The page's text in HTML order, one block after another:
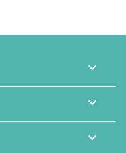


